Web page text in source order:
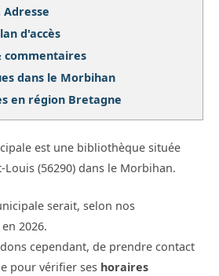
Adresse
d'accès
commentaires
dans le Morbihan
en région Bretagne
est une bibliothèque située
(56290) dans le Morbihan.
serait, selon nos
2026.
cependant, de prendre contact
pour vérifier ses horaires